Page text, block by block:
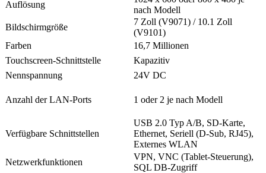
Auflösung
nach Modell
Bildschirmgröße
7 Zoll (V9071) / 10.1 Zoll
(V9101)
Farben
16,7 Millionen
Touchscreen-Schnittstelle
Kapazitiv
Nennspannung
24V DC
Anzahl der LAN-Ports 1 oder 2 je nach Modell
Verfügbare Schnittstellen
USB 2.0 Typ A/B, SD-Karte,
Ethernet, Seriell (D-Sub, RJ45),
Externes WLAN
Netzwerkfunktionen
VPN, VNC (Tablet-Steuerung),
SQL DB-Zugriff